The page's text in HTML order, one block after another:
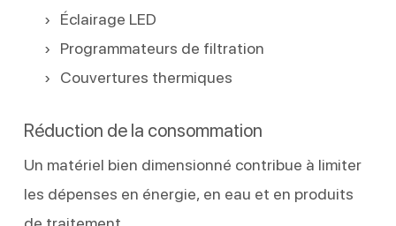
Éclairage LED
Programmateurs de filtration
Couvertures thermiques
Réduction de la consommation
Un matériel bien dimensionné contribue à limiter
les dépenses en énergie, en eau et en produits